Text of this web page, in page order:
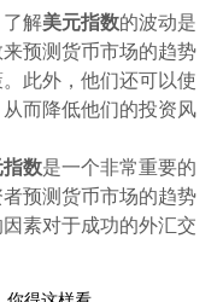
解美元指数的波动是
预测货币市场的趋势
此外，他们还可以使
而降低他们的投资风
数是一个非常重要的
预测货币市场的趋势
素对于成功的外汇交